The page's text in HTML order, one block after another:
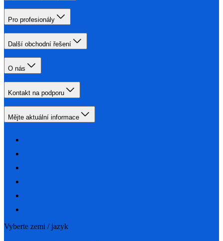
Pro profesionály
Další obchodní řešení
O nás
Kontakt na podporu
Mějte aktuální informace
Vyberte zemi / jazyk